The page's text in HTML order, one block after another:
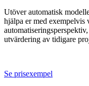
Utöver automatisk
hjälpa er med exempelvis
utvärdering av tidigare
Se prisexempel